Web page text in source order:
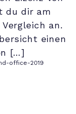
du dir am
an.
einen
[…]